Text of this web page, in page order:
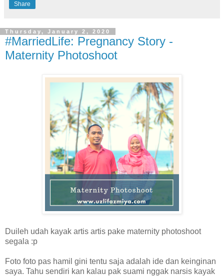
Share
Thursday, January 2, 2020
#MarriedLife: Pregnancy Story -
Maternity Photoshoot
Duileh udah kayak artis artis pake maternity photoshoot
segala :p
Foto foto pas hamil gini tentu saja adalah ide dan keinginan
saya. Tahu sendiri kan kalau pak suami nggak narsis kayak